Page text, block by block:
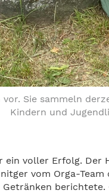
Sie sammeln
Kindern und
voller Erfolg. Der
vom Orga-